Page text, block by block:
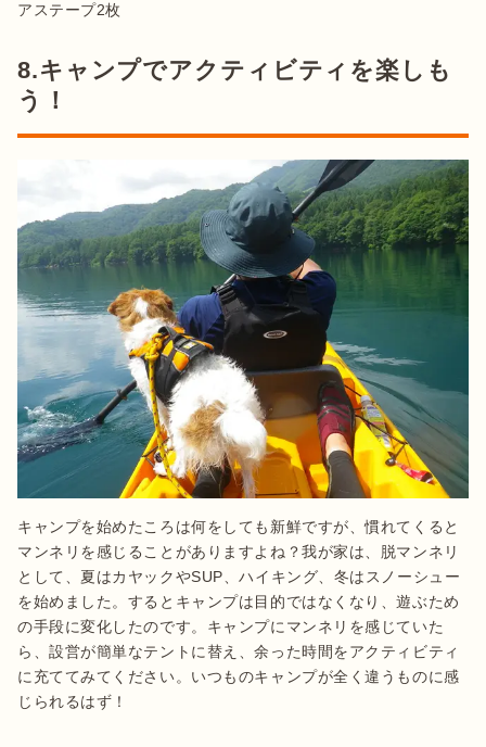
アステープ2枚
8.キャンプでアクティビティを楽しも
う！
キャンプを始めたころは何をしても新鮮ですが、慣れてくると
マンネリを感じることがありますよね？我が家は、脱マンネリ
として、夏はカヤックやSUP、ハイキング、冬はスノーシュー
を始めました。するとキャンプは目的ではなくなり、遊ぶため
の手段に変化したのです。キャンプにマンネリを感じていた
ら、設営が簡単なテントに替え、余った時間をアクティビティ
に充ててみてください。いつものキャンプが全く違うものに感
じられるはず！